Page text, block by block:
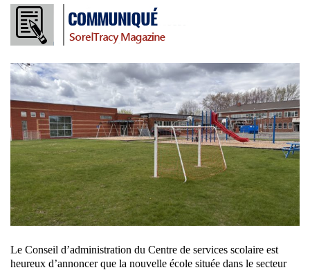
Le Conseil d’administration du Centre de services scolaire est
heureux d’annoncer que la nouvelle école située dans le secteur